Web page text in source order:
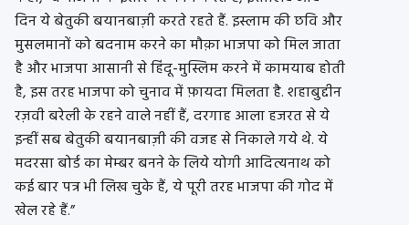
दिन ये बेतुकी बयानबाज़ी करते रहते हैं. इस्लाम की छवि और
मुसलमानों को बदनाम करने का मौक़ा भाजपा को मिल जाता
है और भाजपा आसानी से हिंदू-मुस्लिम करने में कामयाब होती
है, इस तरह भाजपा को चुनाव में फ़ायदा मिलता है. शहाबुद्दीन
रज़वी बरेली के रहने वाले नहीं हैं, दरगाह आला हजरत से ये
इन्हीं सब बेतुकी बयानबाज़ी की वजह से निकाले गये थे. ये
मदरसा बोर्ड का मेम्बर बनने के लिये योगी आदित्यनाथ को
कई बार पत्र भी लिख चुके हैं, ये पूरी तरह भाजपा की गोद में
खेल रहे हैं.”